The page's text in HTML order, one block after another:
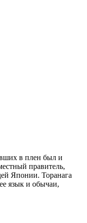
в плен был и
правитель,
Японии. Торанага
язык и обычаи,